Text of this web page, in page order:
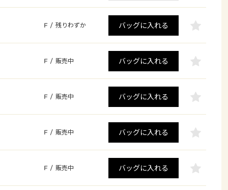
F / 残りわずか バッグに入れる
F / 販売中 バッグに入れる
F / 販売中 バッグに入れる
F / 販売中 バッグに入れる
F / 販売中 バッグに入れる